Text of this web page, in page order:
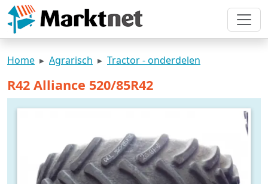
Home Agrarisch Tractor - onderdelen
R42 Alliance 520/85R42